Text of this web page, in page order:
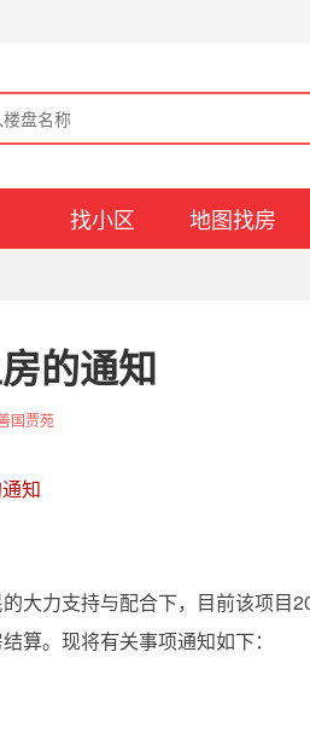
找小区 地图找房
的通知
国贾苑
知
大力支持与配合下，目前该项目
算。现将有关事项通知如下：